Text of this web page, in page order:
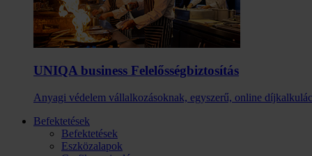
UNIQA business Felelősség­biztosítás
Anyagi védelem vállalkozásoknak, egyszerű, online
Befektetések
Befektetések
Eszközalapok